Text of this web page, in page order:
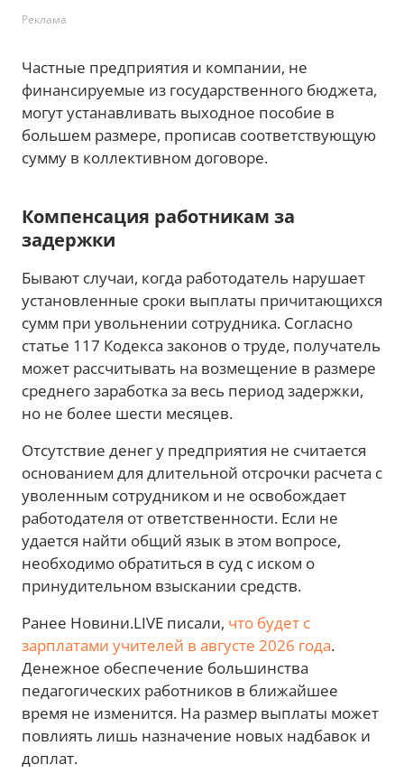
Реклама
Частные предприятия и компании, не
финансируемые из государственного бюджета,
могут устанавливать выходное пособие в
большем размере, прописав соответствующую
сумму в коллективном договоре.
Компенсация работникам за
задержки
Бывают случаи, когда работодатель нарушает
установленные сроки выплаты причитающихся
сумм при увольнении сотрудника. Согласно
статье 117 Кодекса законов о труде, получатель
может рассчитывать на возмещение в размере
среднего заработка за весь период задержки,
но не более шести месяцев.
Отсутствие денег у предприятия не считается
основанием для длительной отсрочки расчета с
уволенным сотрудником и не освобождает
работодателя от ответственности. Если не
удается найти общий язык в этом вопросе,
необходимо обратиться в суд с иском о
принудительном взыскании средств.
Ранее Новини.LIVE писали, что будет с
зарплатами учителей в августе 2026 года.
Денежное обеспечение большинства
педагогических работников в ближайшее
время не изменится. На размер выплаты может
повлиять лишь назначение новых надбавок и
доплат.